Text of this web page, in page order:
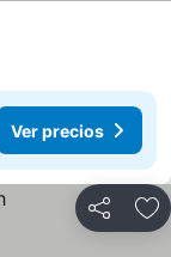
Ver precios
Compartir